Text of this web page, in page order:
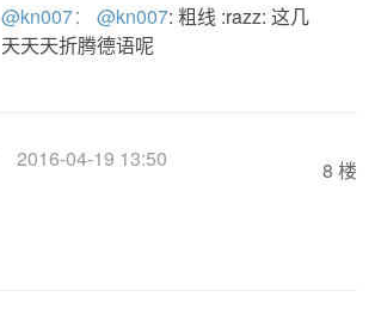
@kn007： @kn007: 粗线 :razz: 这几
天天天折腾德语呢
8 楼
2016-04-19 13:50